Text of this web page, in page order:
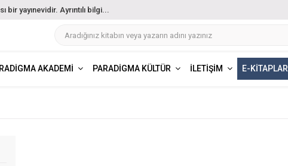
yayınevidir. Ayrıntılı bilgi...
AKADEMI PARADIGMA KÜLTÜR İLETIŞIM E-KITAPLAR